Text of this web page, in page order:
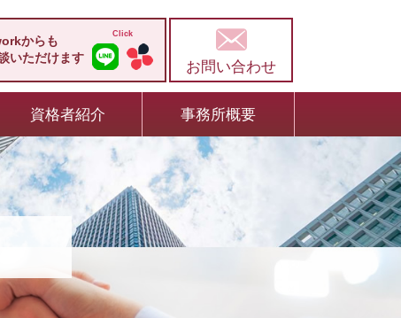
からも
いただけます
お問い合わせ
資格者紹介 事務所概要